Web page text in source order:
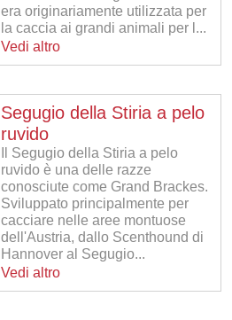
era originariamente utilizzata per
la caccia ai grandi animali per l...
Vedi altro
Segugio della Stiria a pelo
ruvido
Il Segugio della Stiria a pelo
ruvido è una delle razze
conosciute come Grand Brackes.
Sviluppato principalmente per
cacciare nelle aree montuose
dell'Austria, dallo Scenthound di
Hannover al Segugio...
Vedi altro